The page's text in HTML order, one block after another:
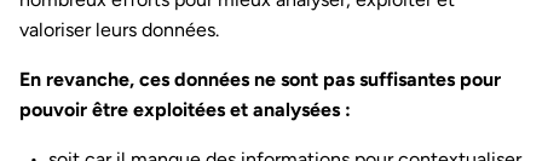
valoriser leurs données.
En revanche, ces données ne sont pas suffisantes pour
pouvoir être exploitées et analysées :